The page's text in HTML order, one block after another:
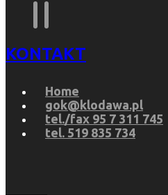
KONTAKT
Home
gok@klodawa.pl
tel./fax 95 7 311 745
tel. 519 835 734